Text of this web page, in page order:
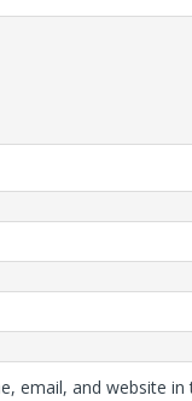
email, and website